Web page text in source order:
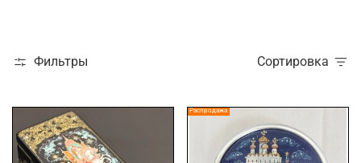
Фильтры Сортировка
Распродажа